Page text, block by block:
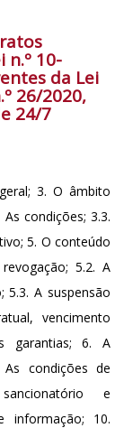
n.º 10-
da Lei
26/2020,
24/7
3. O âmbito
condições; 3.3.
5. O conteúdo
5.2. A
A suspensão
vencimento
garantias; 6. A
condições de
e
informação; 10.